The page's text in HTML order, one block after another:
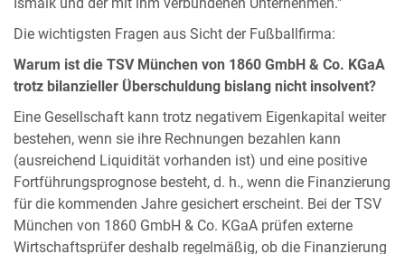
Ismaik und der mit ihm verbundenen Unternehmen.”
Die wichtigsten Fragen aus Sicht der Fußballfirma:
Warum ist die TSV München von 1860 GmbH & Co. KGaA
trotz bilanzieller Überschuldung bislang nicht insolvent?
Eine Gesellschaft kann trotz negativem Eigenkapital weiter
bestehen, wenn sie ihre Rechnungen bezahlen kann
(ausreichend Liquidität vorhanden ist) und eine positive
Fortführungsprognose besteht, d. h., wenn die Finanzierung
für die kommenden Jahre gesichert erscheint. Bei der TSV
München von 1860 GmbH & Co. KGaA prüfen externe
Wirtschaftsprüfer deshalb regelmäßig, ob die Finanzierung